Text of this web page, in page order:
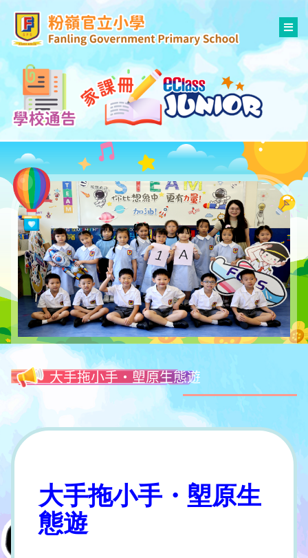
大手拖小手・塱原生態遊
大手拖小手・塱原生
態遊